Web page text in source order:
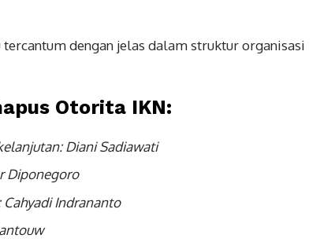
dengan jelas dalam struktur organisasi
Otorita IKN:
Diani Sadiawati
Diponegoro
Indrananto